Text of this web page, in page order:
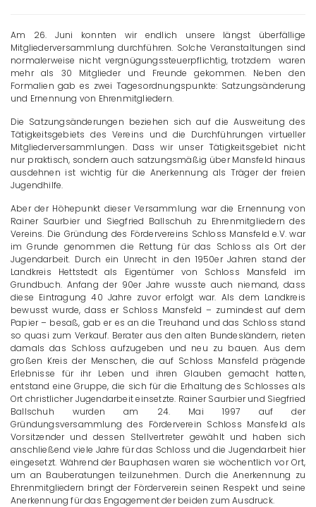
Am 26. Juni konnten wir endlich unsere längst überfällige
Mitgliederversammlung durchführen. Solche Veranstaltungen sind
normalerweise nicht vergnügungssteuerpflichtig, trotzdem waren
mehr als 30 Mitglieder und Freunde gekommen. Neben den
Formalien gab es zwei Tagesordnungspunkte: Satzungsänderung
und Ernennung von Ehrenmitgliedern.
Die Satzungsänderungen beziehen sich auf die Ausweitung des
Tätigkeitsgebiets des Vereins und die Durchführungen virtueller
Mitgliederversammlungen. Dass wir unser Tätigkeitsgebiet nicht
nur praktisch, sondern auch satzungsmäßig über Mansfeld hinaus
ausdehnen ist wichtig für die Anerkennung als Träger der freien
Jugendhilfe.
Aber der Höhepunkt dieser Versammlung war die Ernennung von
Rainer Saurbier und Siegfried Ballschuh zu Ehrenmitgliedern des
Vereins. Die Gründung des Fördervereins Schloss Mansfeld e.V. war
im Grunde genommen die Rettung für das Schloss als Ort der
Jugendarbeit. Durch ein Unrecht in den 1950er Jahren stand der
Landkreis Hettstedt als Eigentümer von Schloss Mansfeld im
Grundbuch. Anfang der 90er Jahre wusste auch niemand, dass
diese Eintragung 40 Jahre zuvor erfolgt war. Als dem Landkreis
bewusst wurde, dass er Schloss Mansfeld – zumindest auf dem
Papier – besaß, gab er es an die Treuhand und das Schloss stand
so quasi zum Verkauf. Berater aus den alten Bundesländern, rieten
damals das Schloss aufzugeben und neu zu bauen. Aus dem
großen Kreis der Menschen, die auf Schloss Mansfeld prägende
Erlebnisse für ihr Leben und ihren Glauben gemacht hatten,
entstand eine Gruppe, die sich für die Erhaltung des Schlosses als
Ort christlicher Jugendarbeit einsetzte. Rainer Saurbier und Siegfried
Ballschuh wurden am 24. Mai 1997 auf der
Gründungsversammlung des Förderverein Schloss Mansfeld als
Vorsitzender und dessen Stellvertreter gewählt und haben sich
anschließend viele Jahre für das Schloss und die Jugendarbeit hier
eingesetzt. Während der Bauphasen waren sie wöchentlich vor Ort,
um an Bauberatungen teilzunehmen. Durch die Anerkennung zu
Ehrenmitgliedern bringt der Förderverein seinen Respekt und seine
Anerkennung für das Engagement der beiden zum Ausdruck.